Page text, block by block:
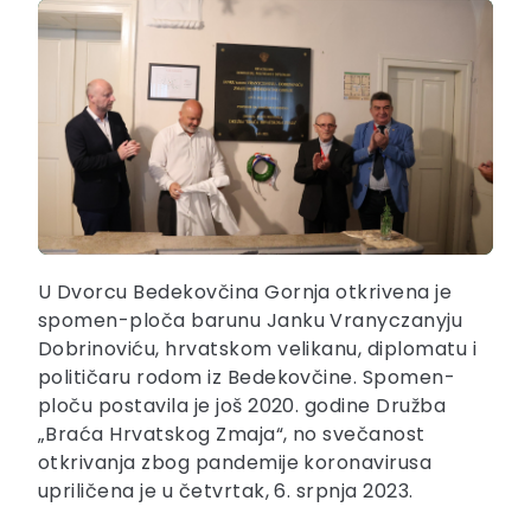
U Dvorcu Bedekovčina Gornja otkrivena je
spomen-ploča barunu Janku Vranyczanyju
Dobrinoviću, hrvatskom velikanu, diplomatu i
političaru rodom iz Bedekovčine. Spomen-
ploču postavila je još 2020. godine Družba
„Braća Hrvatskog Zmaja“, no svečanost
otkrivanja zbog pandemije koronavirusa
upriličena je u četvrtak, 6. srpnja 2023.